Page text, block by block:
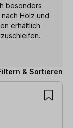
besonders
Holz und
erhältlich
& Sortieren